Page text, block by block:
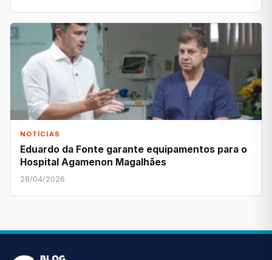
NOTÍCIAS
Eduardo da Fonte garante equipamentos para o
Hospital Agamenon Magalhães
28/04/2026